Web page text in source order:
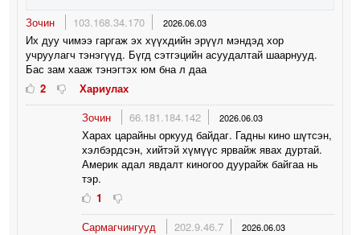
Зочин 103.168.34.170 2026.06.03
Их дуу чимээ гаргаж эх хүүхдийн эрүүл мэндэд хор
учруулагч тэнэгүүд. Бүгд сэтгэцийн асуудалтай шаарнууд.
Бас зам хааж тэнэгтэх юм бна л даа
2
Хариулах
Зочин
66.181.184.142 2026.06.03
Харах царайны оркууд байдаг. Гадны кино шүтсэн,
хэлбэрдсэн, хийтэй хүмүүс ярвайж явах дуртай.
Америк адал явдалт киногоо дуурайж байгаа нь
тэр.
1
Сармагчингууд
202.9.46.7 2026.06.03